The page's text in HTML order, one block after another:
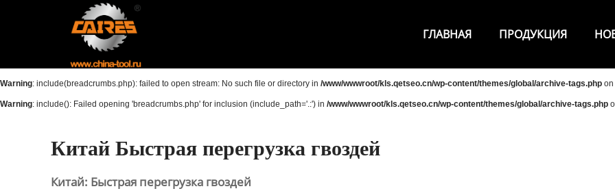
ГЛАВНАЯ ПРОДУКЦИЯ
Новости
Контакты
Warning: include(breadcrumbs.php): failed to open stream: No such file or directory in /www/wwwroot/kls.qetseo.cn/wp-content/themes/global/archive-tags.php
Warning: include(): Failed opening 'breadcrumbs.php' for inclusion (include_path='.:') in /www/wwwroot/kls.qetseo.cn/wp-content/themes/global/archive-tags.php
Китай Быстрая перегрузка гвоздей
Китай: Быстрая перегрузка гвоздей